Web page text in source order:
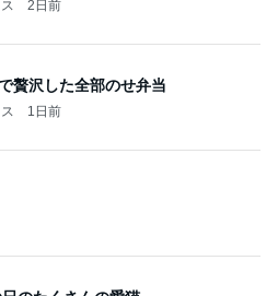
2日前
贅沢した全部のせ弁当
1日前